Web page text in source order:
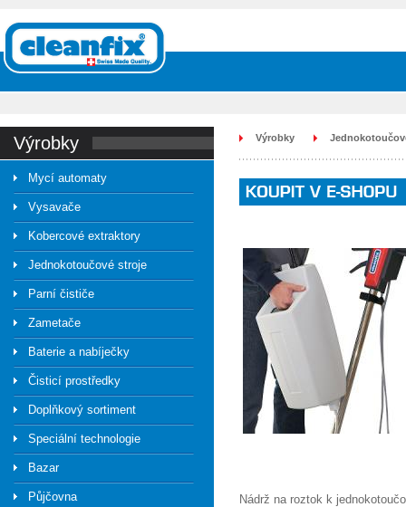
výrobky
Mycí automaty
Vysavače
Kobercové extraktory
Jednokotoučové stroje
Parní čističe
Zametače
Baterie a nabíječky
Čisticí prostředky
Doplňkový sortiment
Speciální technologie
Bazar
Půjčovna
Výrobky
Nádrž na roztok k